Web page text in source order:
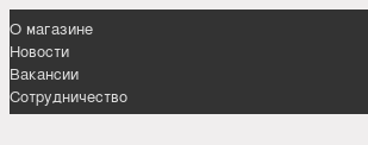
О магазине
Новости
Вакансии
Сотрудничество